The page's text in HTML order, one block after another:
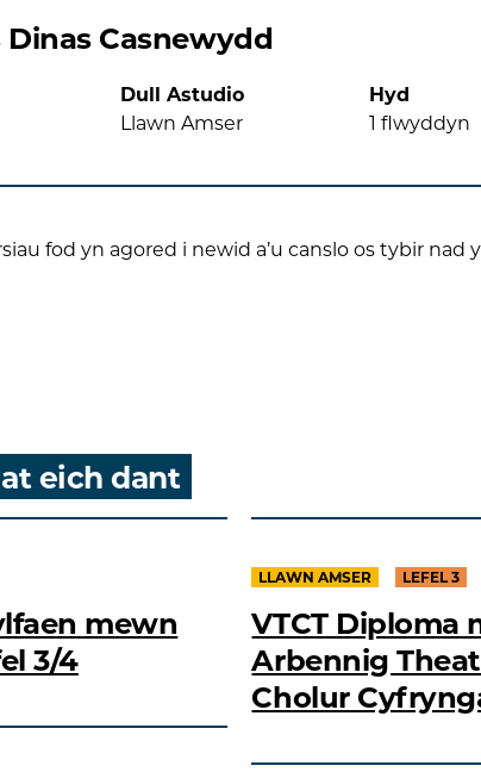
Casnewydd
Dull Astudio
Llawn Amser
Hyd
1 flwyddyn
fod yn agored i newid a’u canslo os tybir nad
eich dant
mewn
3/4
LLAWN AMSER LEFEL 3
VTCT Diploma
Arbennig
Cholur